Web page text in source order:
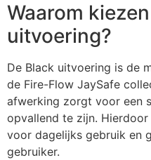
Waarom
uitvoering?
De Black uitvoering is de
de Fire-Flow JaySafe
afwerking zorgt voor een
opvallend te zijn.
voor dagelijks gebruik en
gebruiker.